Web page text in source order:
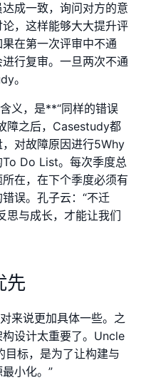
成一致，询问对方的意
，这样能够大大提升评
在第一次评审中不通
行复审。一旦两次不通
。
义，是**“同样的错误
障之后，Casestudy都
对故障原因进行5Why
Do List。每次季度总
在，在下个季度必须有
误。孔子云：“不迁
思与成长，才能让我们
先
来说更加具体一些。之
设计太重要了。Uncle
目标，是为了让构建与
小化。”